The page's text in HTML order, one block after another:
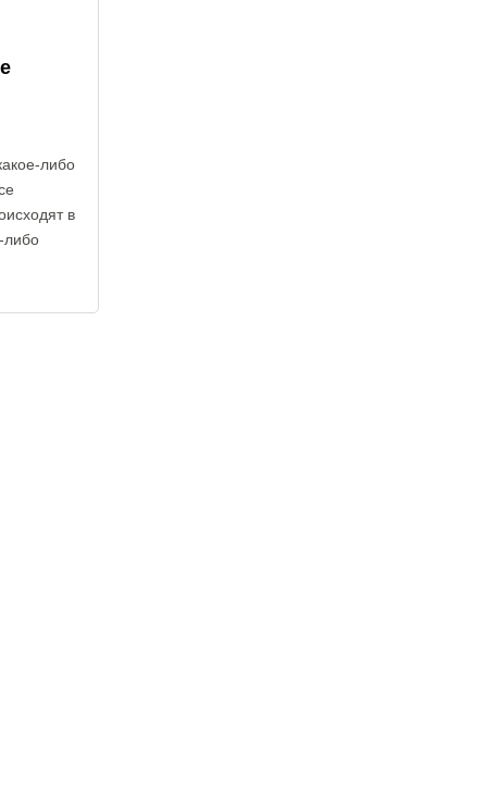
либо
в
либо